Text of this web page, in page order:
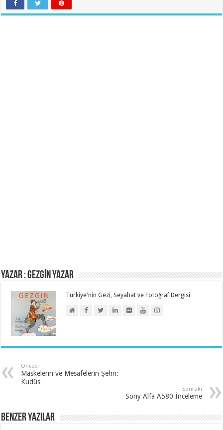
Yazar : GEZGİN YAZAR
Türkiye'nin Gezi, Seyahat ve Fotoğraf Dergisi
Önceki
Maskelerin ve Mesafelerin Şehri:
Kudüs
Sonraki
Sony Alfa A580 İnceleme
Benzer Yazılar